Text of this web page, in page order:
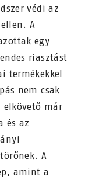
védi az
A
egy
riasztást
termékekkel
nem csak
elkövető már
és az
A
amint a